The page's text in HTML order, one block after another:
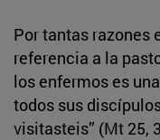
Por tantas razones
referencia a la
los enfermos es
todos sus
visitasteis” (Mt 25,